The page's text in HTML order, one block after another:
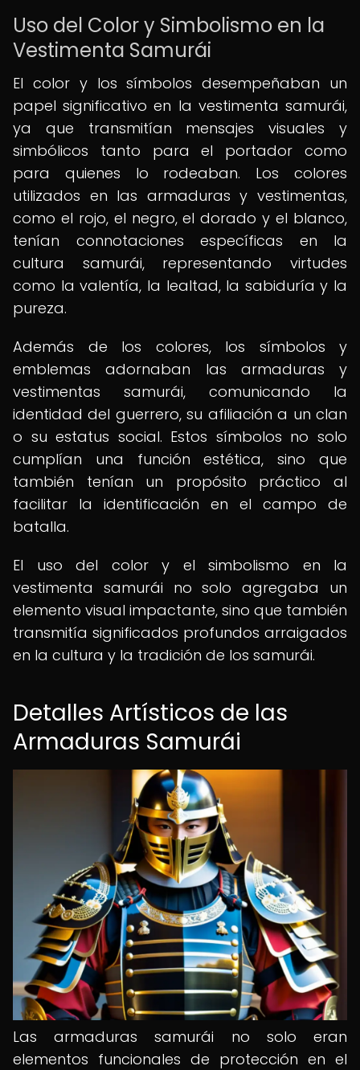
Uso del Color y Simbolismo en la
Vestimenta Samurái
El color y los símbolos desempeñaban un
papel significativo en la vestimenta samurái,
ya que transmitían mensajes visuales y
simbólicos tanto para el portador como
para quienes lo rodeaban. Los colores
utilizados en las armaduras y vestimentas,
como el rojo, el negro, el dorado y el blanco,
tenían connotaciones específicas en la
cultura samurái, representando virtudes
como la valentía, la lealtad, la sabiduría y la
pureza.
Además de los colores, los símbolos y
emblemas adornaban las armaduras y
vestimentas samurái, comunicando la
identidad del guerrero, su afiliación a un clan
o su estatus social. Estos símbolos no solo
cumplían una función estética, sino que
también tenían un propósito práctico al
facilitar la identificación en el campo de
batalla.
El uso del color y el simbolismo en la
vestimenta samurái no solo agregaba un
elemento visual impactante, sino que también
transmitía significados profundos arraigados
en la cultura y la tradición de los samurái.
Detalles Artísticos de las
Armaduras Samurái
Las armaduras samurái no solo eran
elementos funcionales de protección en el